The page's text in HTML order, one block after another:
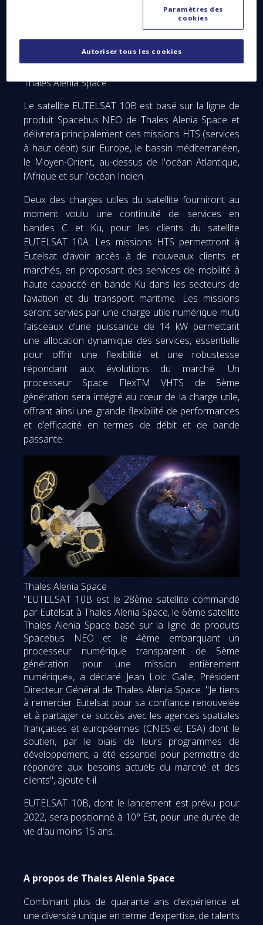
Thales Alenia Space
Le satellite EUTELSAT 10B est basé sur la ligne de
produit Spacebus NEO de Thales Alenia Space et
délivrera principalement des missions HTS (services
à haut débit) sur Europe, le bassin méditerranéen,
le Moyen-Orient, au-dessus de l'océan Atlantique,
l’Afrique et sur l'océan Indien.
Deux des charges utiles du satellite fourniront au
moment voulu une continuité de services en
bandes C et Ku, pour les clients du satellite
EUTELSAT 10A. Les missions HTS permettront à
Eutelsat d’avoir accès à de nouveaux clients et
marchés, en proposant des services de mobilité à
haute capacité en bande Ku dans les secteurs de
l’aviation et du transport maritime. Les missions
seront servies par une charge utile numérique multi
faisceaux d’une puissance de 14 kW permettant
une allocation dynamique des services, essentielle
pour offrir une flexibilité et une robustesse
répondant aux évolutions du marché. Un
processeur Space FlexTM VHTS de 5ème
génération sera intégré au cœur de la charge utile,
offrant ainsi une grande flexibilité de performances
et d’efficacité en termes de débit et de bande
passante.
Thales Alenia Space
"EUTELSAT 10B est le 28ème satellite commandé
par Eutelsat à Thales Alenia Space, le 6ème satellite
Thales Alenia Space basé sur la ligne de produits
Spacebus NEO et le 4ème embarquant un
processeur numérique transparent de 5ème
génération pour une mission entièrement
numérique», a déclaré Jean Loic Galle, Président
Directeur Général de Thales Alenia Space. "Je tiens
à remercier Eutelsat pour sa confiance renouvelée
et à partager ce succès avec les agences spatiales
françaises et européennes (CNES et ESA) dont le
soutien, par le biais de leurs programmes de
développement, a été essentiel pour permettre de
répondre aux besoins actuels du marché et des
clients", ajoute-t-il.
EUTELSAT 10B, dont le lancement est prévu pour
2022, sera positionné à 10° Est, pour une durée de
vie d'au moins 15 ans.
A propos de Thales Alenia Space
Combinant plus de quarante ans d’expérience et
une diversité unique en terme d’expertise, de talents
Paramètres des
cookies
Autoriser tous les cookies